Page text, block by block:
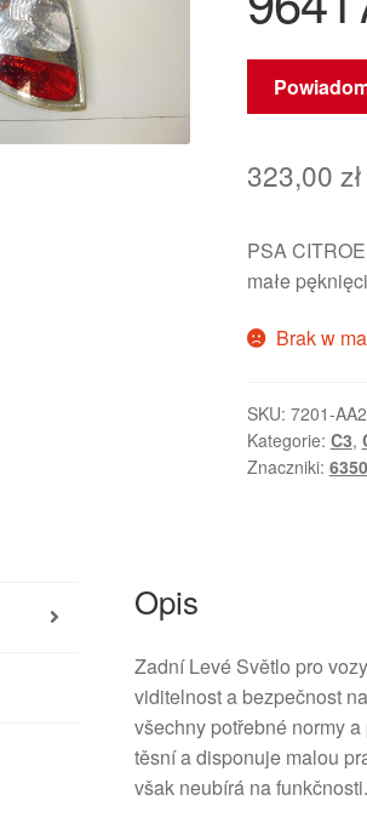
323,00 zł
PSA
małe
Brak w
SKU: 7201-
Kategorie: C3,
Znaczniki:
Opis
Zadní Levé Světlo pro
viditelnost a bezpečnost
všechny potřebné normy
těsní a disponuje malou
však neubírá na funkčnosti.